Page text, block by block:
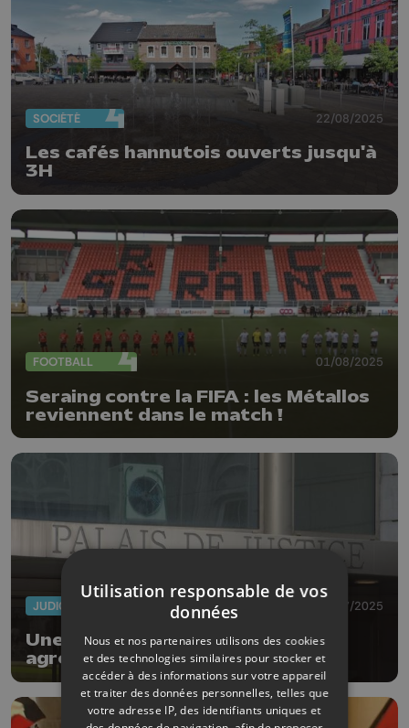
SOCIÉTÉ 22/08/2025
Les cafés hannutois ouverts jusqu'à
3H
FOOTBALL 01/08/2025
Seraing contre la FIFA : les Métallos
reviennent dans le match !
JUDICIAIRE 24/07/2025
Une personne en fauteuil roulant
agressée par trois individus
alcoolisés à Liège
Utilisation responsable de vos
données
Nous et nos partenaires utilisons des cookies
et des technologies similaires pour stocker et
accéder à des informations sur votre appareil
et traiter des données personnelles, telles que
votre adresse IP, des identifiants uniques et